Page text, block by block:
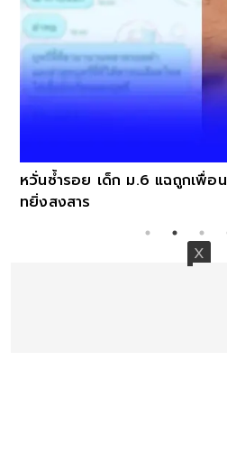
หวั่นซ้ำรอย เด็ก ม.6 แฉถูกเพื่อ
ทยิ่งสงสาร